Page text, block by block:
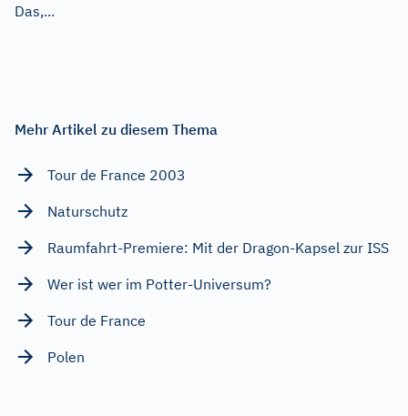
Das,...
Mehr Artikel zu diesem Thema
Tour de France 2003
Naturschutz
Raumfahrt-Premiere: Mit der Dragon-Kapsel zur ISS
Wer ist wer im Potter-Universum?
Tour de France
Polen